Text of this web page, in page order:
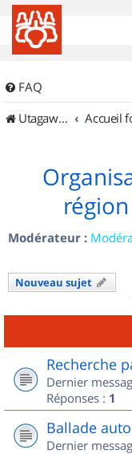
FAQ
UtagawaVTT (Randos VTT et VTTAE avec traces GPS)
Modérateur :
Nouveau sujet
Recherche
Dernier
Réponses : 1
Ballade
Dernier